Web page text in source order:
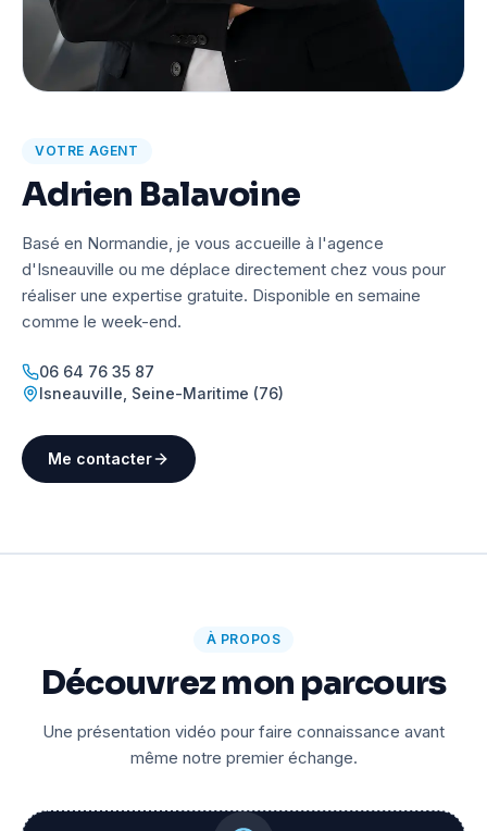
VOTRE AGENT
Adrien Balavoine
Basé en Normandie, je vous accueille à l'agence
d'Isneauville ou me déplace directement chez vous pour
réaliser une expertise gratuite. Disponible en semaine
comme le week-end.
06 64 76 35 87
Isneauville Seine-Maritime (76)
Me contacter
À PROPOS
Découvrez mon parcours
Une présentation vidéo pour faire connaissance avant
même notre premier échange.